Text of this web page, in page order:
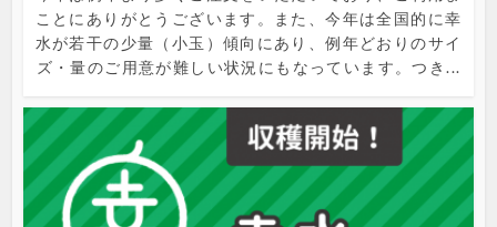
ことにありがとうございます。また、今年は全国的に幸
水が若干の少量（小玉）傾向にあり、例年どおりのサイ
ズ・量のご用意が難しい状況にもなっています。つき...